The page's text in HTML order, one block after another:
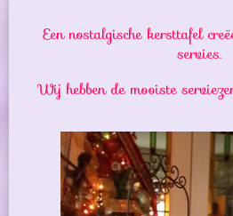
Een nostalgische kersttafel
servies.
Wij hebben de mooiste